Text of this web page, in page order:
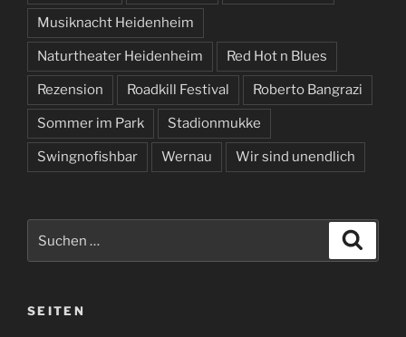
Musiknacht Heidenheim
Naturtheater Heidenheim Red Hot n Blues
Rezension Roadkill Festival Roberto Bangrazi
Sommer im Park Stadionmukke
Swingnofishbar Wernau Wir sind unendlich
SEITEN